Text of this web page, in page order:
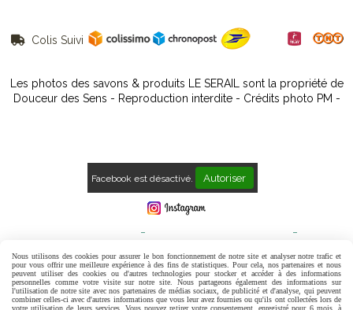
 Colis Suivi
Les photos des savons & produits LE SERAIL sont la propriété de
Douceur des Sens - Reproduction interdite - Crédits photo PM -
Facebook est désactivé. Autoriser
Politique de confidentialité Gestion cookies Mon Compte
Contact Avis Clients
Nous utilisons des cookies pour assurer le bon fonctionnement de notre site et analyser notre trafic et
pour vous offrir une meilleure expérience à des fins de statistiques. Pour cela, nos partenaires et nous
peuvent utiliser des cookies ou d'autres technologies pour stocker et accéder à des informations
personnelles comme votre visite sur notre site. Nous partageons également des informations sur
l'utilisation de notre site avec nos partenaires de médias sociaux, de publicité et d'analyse, qui peuvent
combiner celles-ci avec d'autres informations que vous leur avez fournies ou qu'ils ont collectées lors de
votre utilisation de leurs services. Vous pouvez retirer votre consentement, enregistré pour 6 mois, à